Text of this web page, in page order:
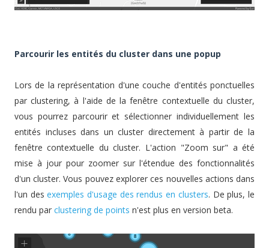
Parcourir les entités du cluster dans une popup
Lors de la représentation d'une couche d'entités ponctuelles
par clustering, à l'aide de la fenêtre contextuelle du cluster,
vous pourrez parcourir et sélectionner individuellement les
entités incluses dans un cluster directement à partir de la
fenêtre contextuelle du cluster. L'action "Zoom sur" a été
mise à jour pour zoomer sur l'étendue des fonctionnalités
d'un cluster. Vous pouvez explorer ces nouvelles actions dans
l'un desexemples d'usage des rendus en clusters. De plus, le
rendu par clustering de points n'est plus en version beta.